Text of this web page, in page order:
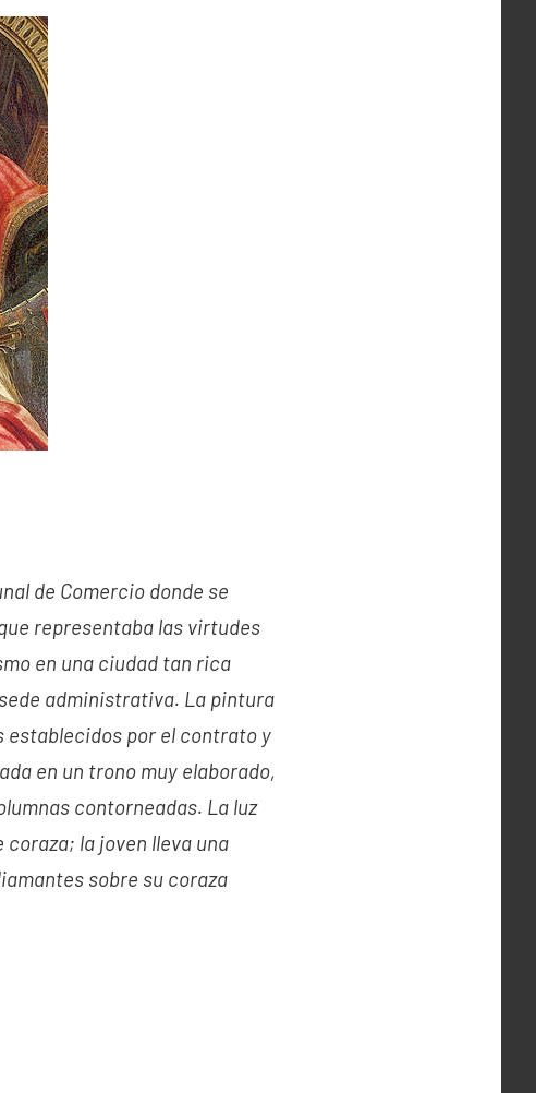
de Comercio donde se
representaba las virtudes
en una ciudad tan rica
administrativa. La pintura
establecidos por el contrato y
en un trono muy elaborado,
contorneadas. La luz
la joven lleva una
sobre su coraza